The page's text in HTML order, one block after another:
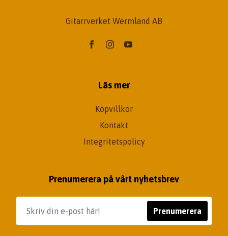
Gitarrverket Wermland AB
Läs mer
Köpvillkor
Kontakt
Integritetspolicy
Prenumerera på vårt nyhetsbrev
Prenumerera